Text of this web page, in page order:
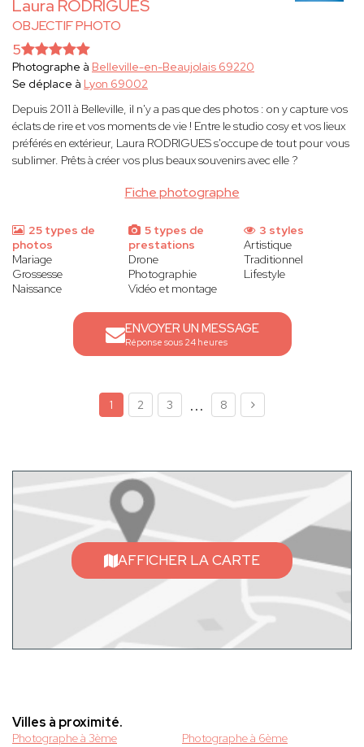
Laura RODRIGUES
OBJECTIF PHOTO
Fiche photographe
5
Photographe à Belleville-en-Beaujolais 69220
Se déplace à Lyon 69002
Depuis 2011 à Belleville, il n'y a pas que des photos : on y capture vos
éclats de rire et vos moments de vie ! Entre le studio cosy et vos lieux
préférés en extérieur, Laura RODRIGUES s'occupe de tout pour vous
sublimer. Prêts à créer vos plus beaux souvenirs avec elle ?
25 types de
photos
Mariage
Grossesse
Naissance
5 types de
prestations
Drone
Photographie
Vidéo et montage
3 styles
Artistique
Traditionnel
Lifestyle
ENVOYER UN MESSAGE
Réponse sous 24 heures
1 2 3 ... 8
AFFICHER LA CARTE
Villes à proximité.
Photographe à 3ème
Photographe à 6ème